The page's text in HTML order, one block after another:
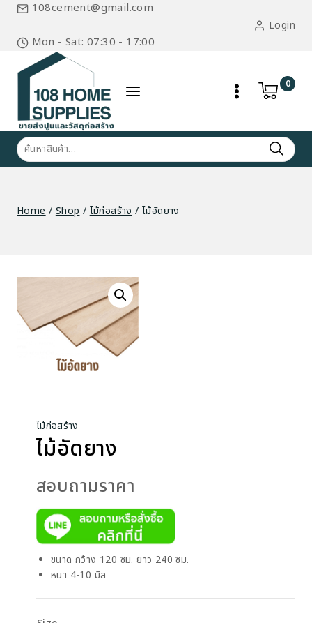
Skip
content
108cement@gmail.com
Mon - Sat: 07:30 - 17:00
Login
0
ค้นหา:
Home / Shop / ไม้ก่อสร้าง / ไม้อัดยาง
ไม้ก่อสร้าง
ไม้อัดยาง
สอบถามราคา
ขนาด กว้าง 120 ซม. ยาว 240 ซม.
หนา 4-10 มิล